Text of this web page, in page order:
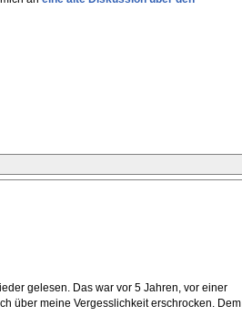
gelesen. Das war vor 5 Jahren, vor einer
über meine Vergesslichkeit erschrocken. Dem